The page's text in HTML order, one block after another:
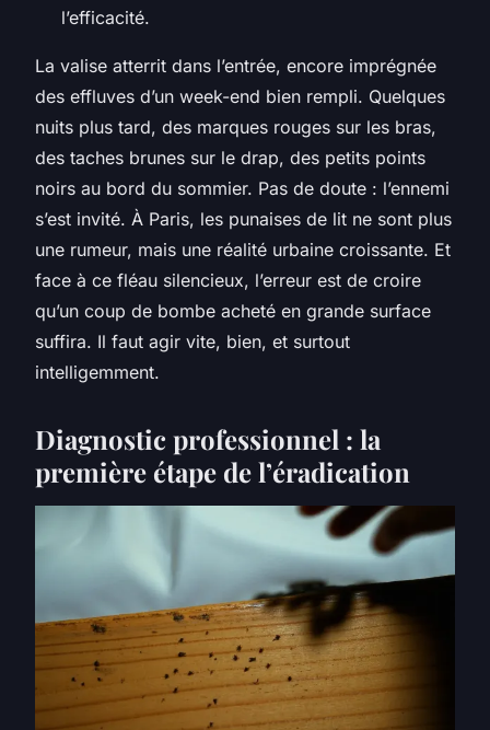
l’efficacité.
La valise atterrit dans l’entrée, encore imprégnée
des effluves d’un week-end bien rempli. Quelques
nuits plus tard, des marques rouges sur les bras,
des taches brunes sur le drap, des petits points
noirs au bord du sommier. Pas de doute : l’ennemi
s’est invité. À Paris, les punaises de lit ne sont plus
une rumeur, mais une réalité urbaine croissante. Et
face à ce fléau silencieux, l’erreur est de croire
qu’un coup de bombe acheté en grande surface
suffira. Il faut agir vite, bien, et surtout
intelligemment.
Diagnostic professionnel : la
première étape de l’éradication